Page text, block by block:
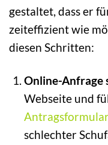
gestaltet, dass er
zeiteffizient wie
diesen Schritten:
Online-Anfrage
Webseite und
schlechter